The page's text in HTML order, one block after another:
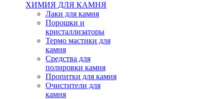
ХИМИЯ ДЛЯ КАМНЯ
Лаки для камня
Порошки и
кристаллизаторы
Термо мастики для
камня
Средства для
полировки камня
Пропитки для камня
Очистители для
камня